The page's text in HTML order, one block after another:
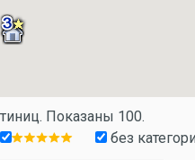
Показаны 100.
без